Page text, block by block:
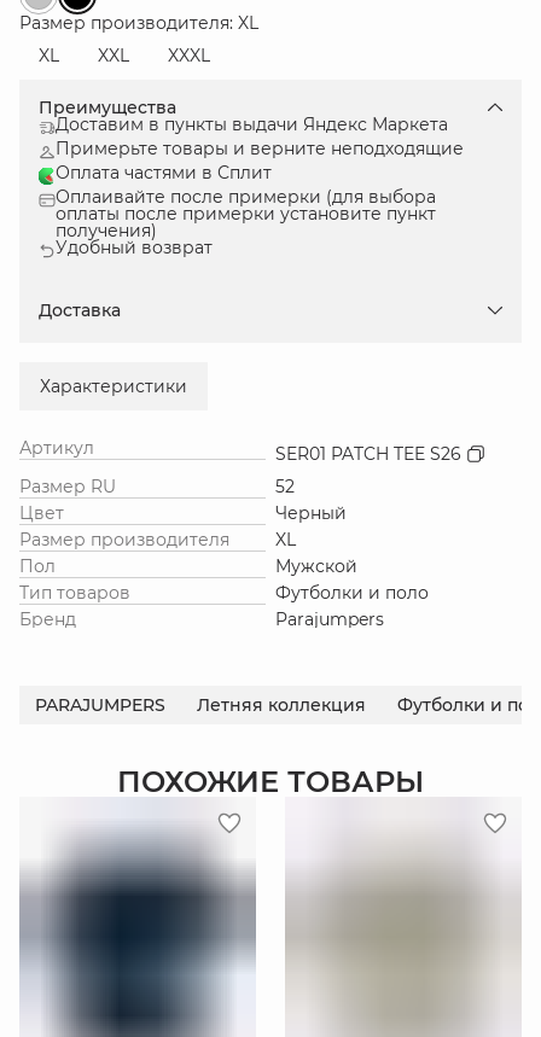
Размер производителя: XL
XL
XXL XXXL
Преимущества
Доставим в пункты выдачи Яндекс Маркета
Примерьте товары и верните неподходящие
Оплата частями в Сплит
Оплаивайте после примерки (для выбора
оплаты после примерки установите пункт
получения)
Удобный возврат
Доставка
Характеристики
Артикул
SER01 PATCH TEE S26
Размер RU
52
Цвет
Черный
Размер производителя
XL
Пол
Мужской
Тип товаров
Футболки и поло
Бренд
Parajumpers
PARAJUMPERS Летняя коллекция Футболки и
ПОХОЖИЕ ТОВАРЫ